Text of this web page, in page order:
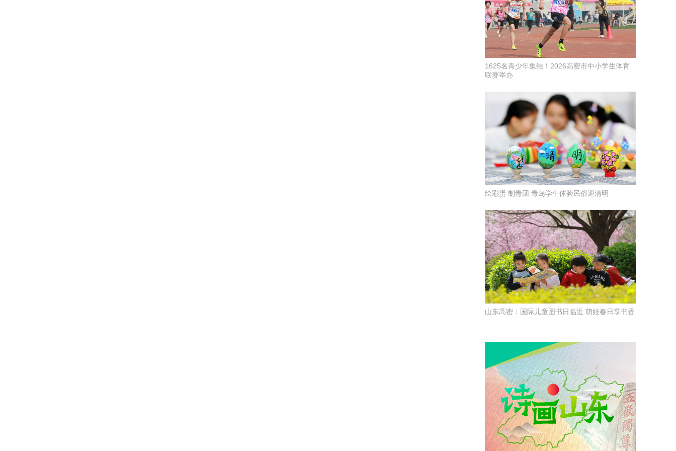
1625名青少年集结！2026高密市中小学生体育
联赛举办
绘彩蛋 制青团 青岛学生体验民俗迎清明
山东高密：国际儿童图书日临近 萌娃春日享书香